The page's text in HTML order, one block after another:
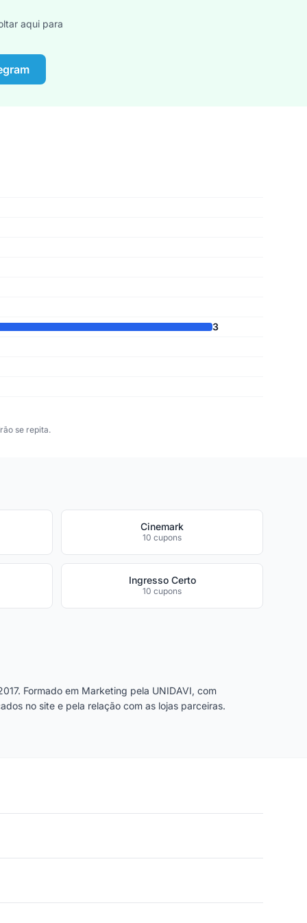
aqui para
3
se repita.
Cinemark
10 cupons
Ingresso Certo
10 cupons
Formado em Marketing pela UNIDAVI, com
no site e pela relação com as lojas parceiras.